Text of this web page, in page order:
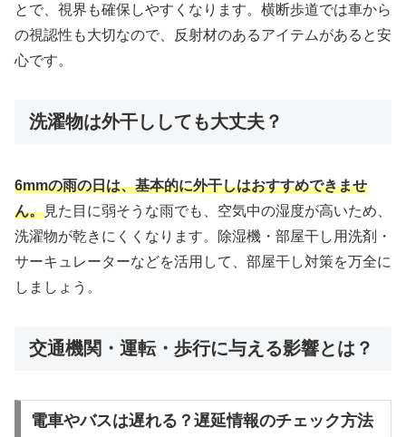
とで、視界も確保しやすくなります。横断歩道では車から
の視認性も大切なので、反射材のあるアイテムがあると安
心です。
洗濯物は外干ししても大丈夫？
6mmの雨の日は、基本的に外干しはおすすめできませ
ん。見た目に弱そうな雨でも、空気中の湿度が高いため、
洗濯物が乾きにくくなります。除湿機・部屋干し用洗剤・
サーキュレーターなどを活用して、部屋干し対策を万全に
しましょう。
交通機関・運転・歩行に与える影響とは？
電車やバスは遅れる？遅延情報のチェック方法